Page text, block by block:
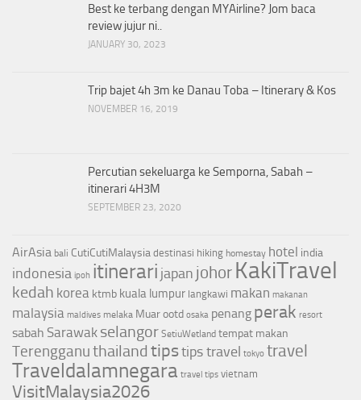
Best ke terbang dengan MYAirline? Jom baca
review jujur ni..
JANUARY 30, 2023
Trip bajet 4h 3m ke Danau Toba – Itinerary & Kos
NOVEMBER 16, 2019
Percutian sekeluarga ke Semporna, Sabah –
itinerari 4H3M
SEPTEMBER 23, 2020
AirAsia bali CutiCutiMalaysia destinasi hiking homestay hotel india
indonesia ipoh itinerari japan johor KakiTravel
kedah korea ktmb kuala lumpur langkawi makan makanan
malaysia maldives melaka Muarootd osaka penang perak resort
sabah Sarawak selangor SetiuWetland tempat makan
Terengganuthailand tipstips travel tokyo travel
Traveldalamnegara travel tips vietnam
VisitMalaysia2026